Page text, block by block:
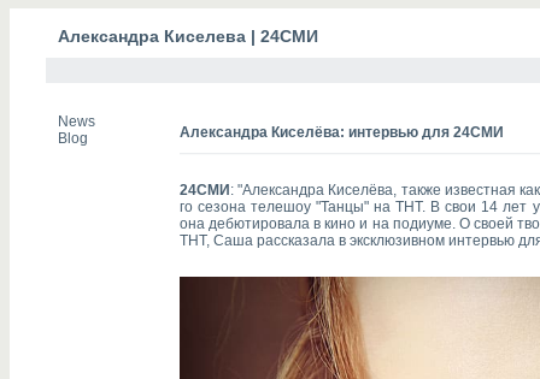
Александра Киселева | 24СМИ
News
Blog
Александра Киселёва: интервью для 24СМИ
24СМИ : "Александра Киселёва, также известная
го сезона телешоу "Танцы" на ТНТ. В свои 14 лет
она дебютировала в кино и на подиуме. О своей
ТНТ, Саша рассказала в эксклюзивном интервью